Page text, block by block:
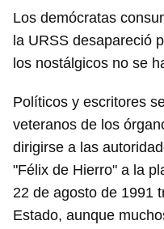
Los demócratas
la URSS desapareció
los nostálgicos no se
Políticos y escritores
veteranos de los
dirigirse a las
"Félix de Hierro" a la
22 de agosto de 1991
Estado, aunque